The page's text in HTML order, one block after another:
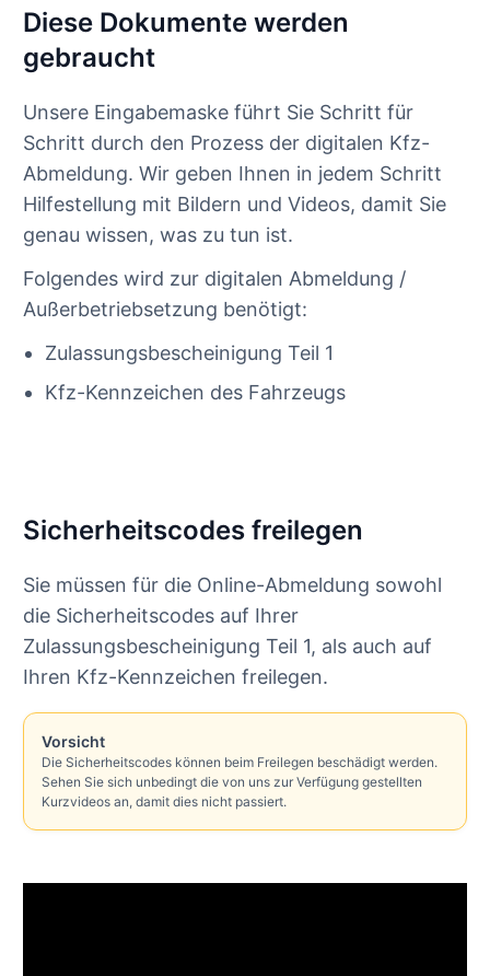
Diese Dokumente werden
gebraucht
Unsere Eingabemaske führt Sie Schritt für
Schritt durch den Prozess der digitalen Kfz-
Abmeldung. Wir geben Ihnen in jedem Schritt
Hilfestellung mit Bildern und Videos, damit Sie
genau wissen, was zu tun ist.
Folgendes wird zur digitalen Abmeldung /
Außerbetriebsetzung benötigt:
Zulassungsbescheinigung Teil 1
Kfz-Kennzeichen des Fahrzeugs
Sicherheitscodes freilegen
Sie müssen für die Online-Abmeldung sowohl
die Sicherheitscodes auf Ihrer
Zulassungsbescheinigung Teil 1, als auch auf
Ihren Kfz-Kennzeichen freilegen.
Vorsicht
Die Sicherheitscodes können beim Freilegen beschädigt werden.
Sehen Sie sich unbedingt die von uns zur Verfügung gestellten
Kurzvideos an, damit dies nicht passiert.